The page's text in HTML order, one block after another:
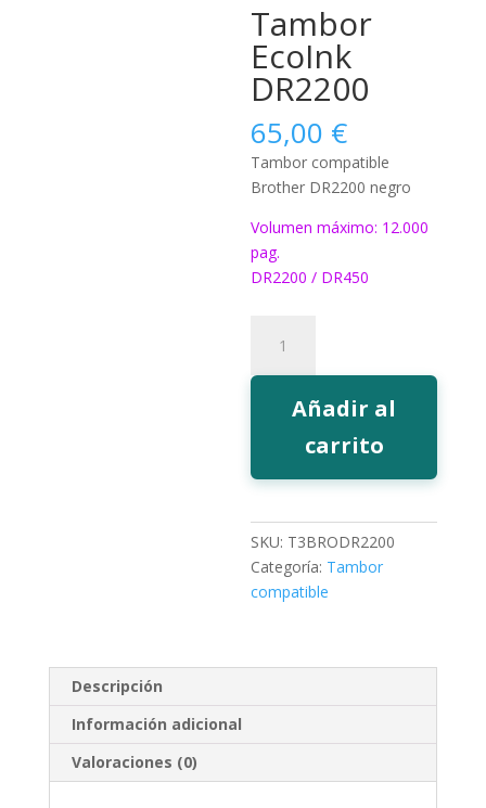
Tambor
EcoInk
DR2200
65,00 €
Tambor compatible
Brother DR2200 negro
Volumen máximo: 12.000
pag.
DR2200 / DR450
EcoInk
DR2200
cantidadAñadir al
carrito
SKU: T3BRODR2200
Categoría: Tambor
compatible
Descripción
Información adicional
Valoraciones (0)